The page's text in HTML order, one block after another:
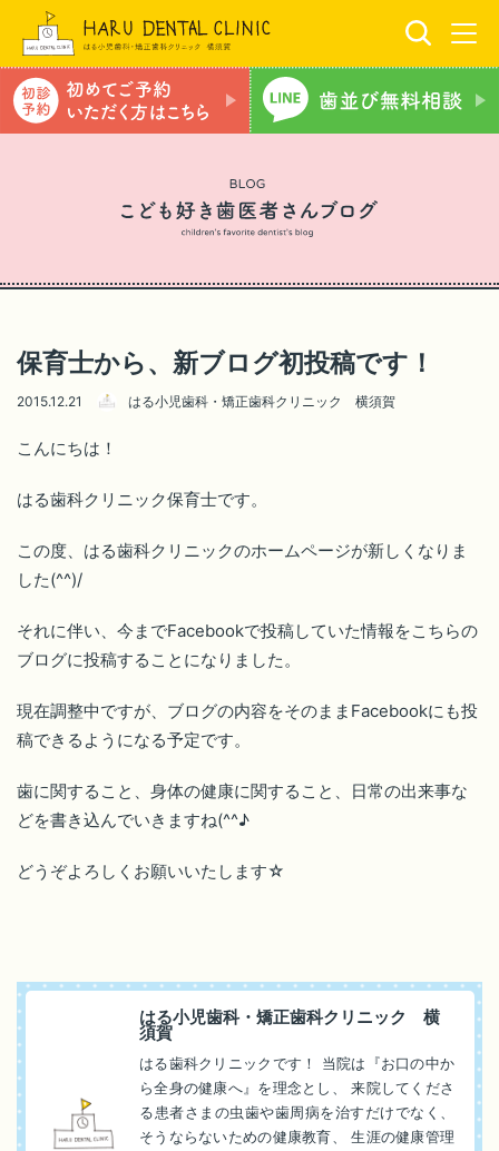
保育士から、新ブログ初投稿です！
2015.12.21 はる小児歯科・矯正歯科クリニック 横須賀
こんにちは！
はる歯科クリニック保育士です。
この度、はる歯科クリニックのホームページが新しくなりま
した(^^)/
それに伴い、今までFacebookで投稿していた情報をこちらの
ブログに投稿することになりました。
現在調整中ですが、ブログの内容をそのままFacebookにも投
稿できるようになる予定です。
歯に関すること、身体の健康に関すること、日常の出来事な
どを書き込んでいきますね(^^♪
どうぞよろしくお願いいたします☆
はる小児歯科・矯正歯科クリニック 横
須賀
はる歯科クリニックです！ 当院は『お口の中か
ら全身の健康へ』を理念とし、 来院してくださ
る患者さまの虫歯や歯周病を治すだけでなく、
そうならないための健康教育、 生涯の健康管理